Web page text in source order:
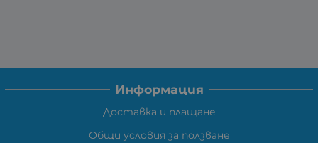
Информация
Доставка и плащане
Общи условия за ползване